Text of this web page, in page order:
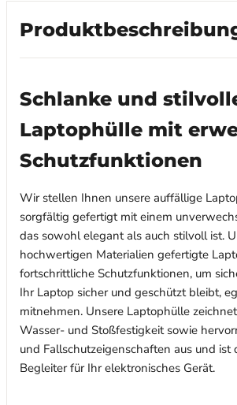
Schlanke und
Laptophülle mit
Schutzfunktionen
Wir stellen Ihnen unsere auffällige
sorgfältig gefertigt mit einem
das sowohl elegant als auch stilvoll ist.
hochwertigen Materialien gefertigte
fortschrittliche Schutzfunktionen, um
Ihr Laptop sicher und geschützt bleibt,
mitnehmen. Unsere Laptophülle
Wasser- und Stoßfestigkeit sowie
und Fallschutzeigenschaften aus und ist
Begleiter für Ihr elektronisches Gerät.